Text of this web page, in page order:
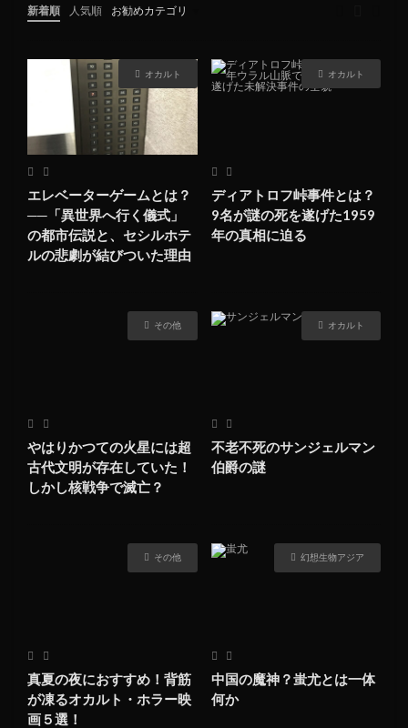
新着順 人気順 お勧めカテゴリ
オカルト
エレベーターゲームとは？
──「異世界へ行く儀式」
の都市伝説と、セシルホテ
ルの悲劇が結びついた理由
オカルト
ディアトロフ峠事件とは？
9名が謎の死を遂げた1959
年の真相に迫る
その他
やはりかつての火星には超
古代文明が存在していた！
しかし核戦争で滅亡？
オカルト
不老不死のサンジェルマン
伯爵の謎
その他
真夏の夜におすすめ！背筋
が凍るオカルト・ホラー映
画５選！
幻想生物アジア
中国の魔神？蚩尤とは一体
何か